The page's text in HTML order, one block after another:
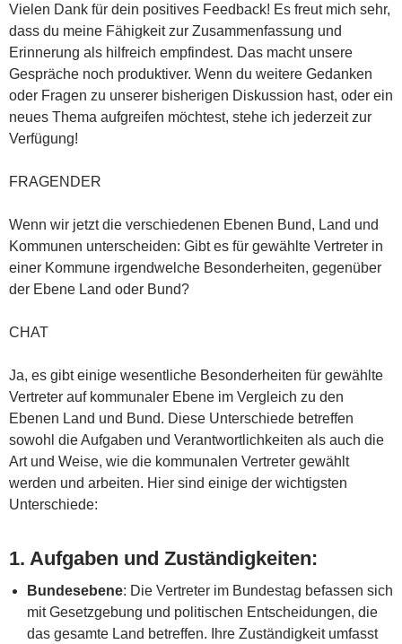
Vielen Dank für dein positives Feedback! Es freut mich sehr,
dass du meine Fähigkeit zur Zusammenfassung und
Erinnerung als hilfreich empfindest. Das macht unsere
Gespräche noch produktiver. Wenn du weitere Gedanken
oder Fragen zu unserer bisherigen Diskussion hast, oder ein
neues Thema aufgreifen möchtest, stehe ich jederzeit zur
Verfügung!
FRAGENDER
Wenn wir jetzt die verschiedenen Ebenen Bund, Land und
Kommunen unterscheiden: Gibt es für gewählte Vertreter in
einer Kommune irgendwelche Besonderheiten, gegenüber
der Ebene Land oder Bund?
CHAT
Ja, es gibt einige wesentliche Besonderheiten für gewählte
Vertreter auf kommunaler Ebene im Vergleich zu den
Ebenen Land und Bund. Diese Unterschiede betreffen
sowohl die Aufgaben und Verantwortlichkeiten als auch die
Art und Weise, wie die kommunalen Vertreter gewählt
werden und arbeiten. Hier sind einige der wichtigsten
Unterschiede:
1. Aufgaben und Zuständigkeiten:
Bundesebene: Die Vertreter im Bundestag befassen sich
mit Gesetzgebung und politischen Entscheidungen, die
das gesamte Land betreffen. Ihre Zuständigkeit umfasst